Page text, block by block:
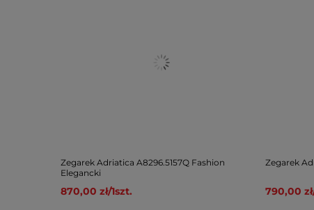
Zegarek Adriatica A8296.5157Q Fashion
Elegancki
870,00 zł/1szt.
Zegarek
790,00 zł